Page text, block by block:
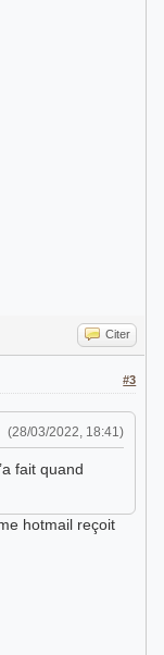
Citer
#3
(28/03/2022, 18:41)
fait quand
hotmail reçoit